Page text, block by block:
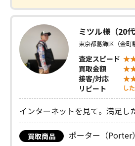
ミツル様（20代
東京都葛飾区（金町
査定スピード
買取金額
接客/対応
リピート
し
インターネットを見て。満足し
買取商品 ポーター（Porter